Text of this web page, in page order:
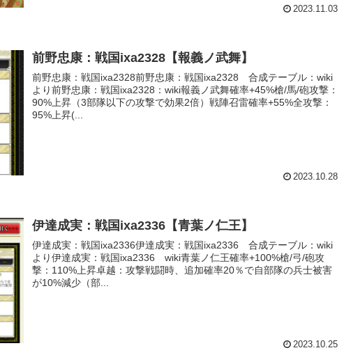
2023.11.03
前野忠康：戦国ixa2328【報義ノ武舞】
前野忠康：戦国ixa2328前野忠康：戦国ixa2328 合成テーブル：wiki
より前野忠康：戦国ixa2328：wiki報義ノ武舞確率+45%槍/馬/砲攻撃：
90%上昇（3部隊以下の攻撃で効果2倍）戦陣召雷確率+55%全攻撃：
95%上昇(...
2023.10.28
伊達成実：戦国ixa2336【青葉ノ仁王】
伊達成実：戦国ixa2336伊達成実：戦国ixa2336 合成テーブル：wiki
より伊達成実：戦国ixa2336 wiki青葉ノ仁王確率+100%槍/弓/砲攻
撃：110%上昇卓越：攻撃戦闘時、追加確率20％で自部隊の兵士被害
が10%減少（部...
2023.10.25